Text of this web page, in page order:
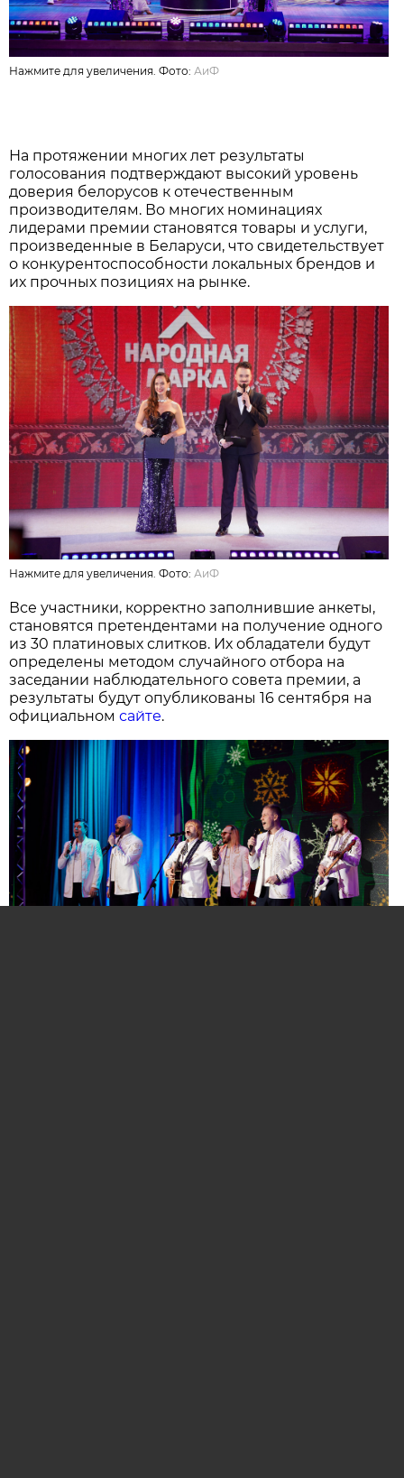
Нажмите для увеличения. Фото: АиФ
На протяжении многих лет результаты
голосования подтверждают высокий уровень
доверия белорусов к отечественным
производителям. Во многих номинациях
лидерами премии становятся товары и услуги,
произведенные в Беларуси, что свидетельствует
о конкурентоспособности локальных брендов и
их прочных позициях на рынке.
Нажмите для увеличения. Фото: АиФ
Все участники, корректно заполнившие анкеты,
становятся претендентами на получение одного
из 30 платиновых слитков. Их обладатели будут
определены методом случайного отбора на
заседании наблюдательного совета премии, а
результаты будут опубликованы 16 сентября на
официальномсайте.